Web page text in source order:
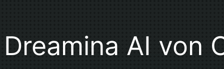
Dreamina AI von